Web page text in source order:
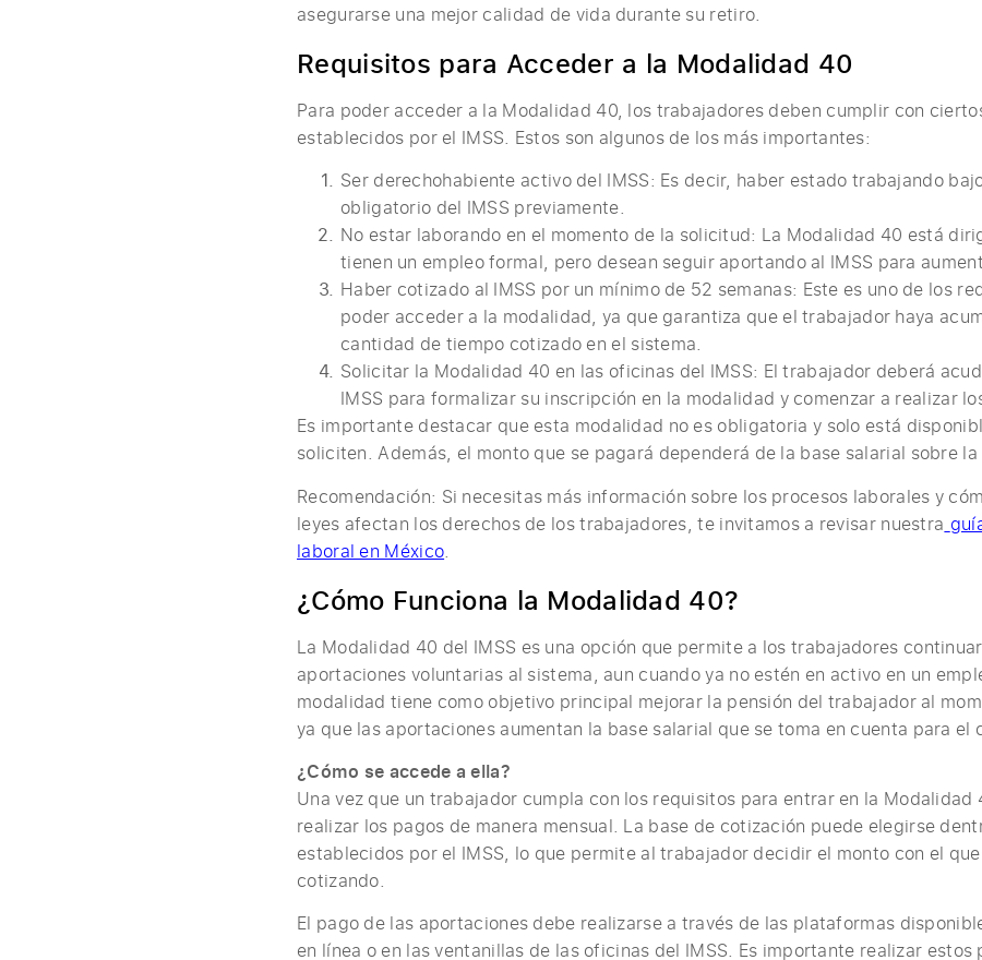
asegurarse una mejor calidad de vida durante su retiro.
Requisitos para Acceder a la Modalidad 40
Para poder acceder a la Modalidad 40, los trabajadores deben cumplir con
establecidos por el IMSS. Estos son algunos de los más importantes:
Ser derechohabiente activo del IMSS: Es decir, haber estado trabajando
obligatorio del IMSS previamente.
No estar laborando en el momento de la solicitud: La Modalidad 40 está
tienen un empleo formal, pero desean seguir aportando al IMSS para
Haber cotizado al IMSS por un mínimo de 52 semanas: Este es uno de los
poder acceder a la modalidad, ya que garantiza que el trabajador haya
cantidad de tiempo cotizado en el sistema.
Solicitar la Modalidad 40 en las oficinas del IMSS: El trabajador deberá
IMSS para formalizar su inscripción en la modalidad y comenzar a realizar
Es importante destacar que esta modalidad no es obligatoria y solo está
soliciten. Además, el monto que se pagará dependerá de la base salarial sobre
Recomendación: Si necesitas más información sobre los procesos laborales y
leyes afectan los derechos de los trabajadores, te invitamos a revisar nuestra
laboral en México.
¿Cómo Funciona la Modalidad 40?
La Modalidad 40 del IMSS es una opción que permite a los trabajadores
aportaciones voluntarias al sistema, aun cuando ya no estén en activo en un
modalidad tiene como objetivo principal mejorar la pensión del trabajador al
ya que las aportaciones aumentan la base salarial que se toma en cuenta para el
¿Cómo se accede a ella?
Una vez que un trabajador cumpla con los requisitos para entrar en la Modalidad
realizar los pagos de manera mensual. La base de cotización puede elegirse
establecidos por el IMSS, lo que permite al trabajador decidir el monto con el
cotizando.
El pago de las aportaciones debe realizarse a través de las plataformas
en línea o en las ventanillas de las oficinas del IMSS. Es importante realizar estos